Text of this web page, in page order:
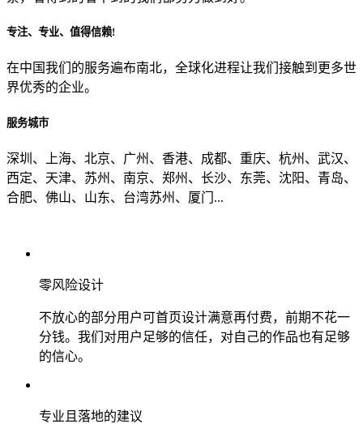
专注、专业、值得信赖!
在中国我们的服务遍布南北，全球化进程让我们接触到更多世
界优秀的企业。
服务城市
深圳、上海、北京、广州、香港、成都、重庆、杭州、武汉、
西定、天津、苏州、南京、郑州、长沙、东莞、沈阳、青岛、
合肥、佛山、山东、台湾苏州、厦门...
零风险设计
不放心的部分用户可首页设计满意再付费，前期不花一
分钱。我们对用户足够的信任，对自己的作品也有足够
的信心。
专业且落地的建议